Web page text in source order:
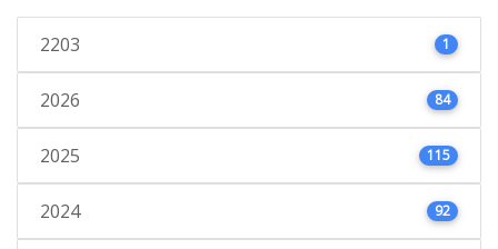
2203 1
2026 84
2025 115
2024 92